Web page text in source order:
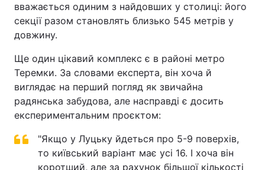
вважається одиним з найдовших у столиці: його
секції разом становлять близько 545 метрів у
довжину.
Ще один цікавий комплекс є в районі метро
Теремки. За словами експерта, він хоча й
виглядає на перший погляд як звичайна
радянська забудова, але насправді є досить
експериментальним проєктом:
"Якщо у Луцьку йдеться про 5-9 поверхів,
то київський варіант має усі 16. І хоча він
коротший, але за рахунок більшої кількості